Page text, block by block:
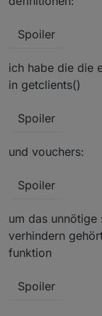
Spoiler
ich habe die die
in getclients()
Spoiler
und vouchers:
Spoiler
um das
verhindern
funktion
Spoiler